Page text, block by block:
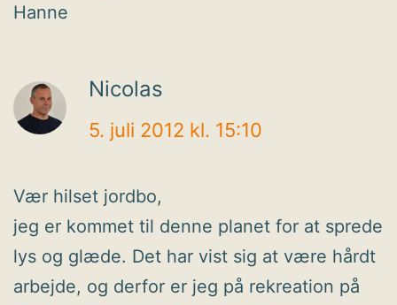
Hanne
Nicolas
5. juli 2012 kl. 15:10
Vær hilset jordbo,
jeg er kommet til denne planet for at sprede
lys og glæde. Det har vist sig at være hårdt
arbejde, og derfor er jeg på rekreation på